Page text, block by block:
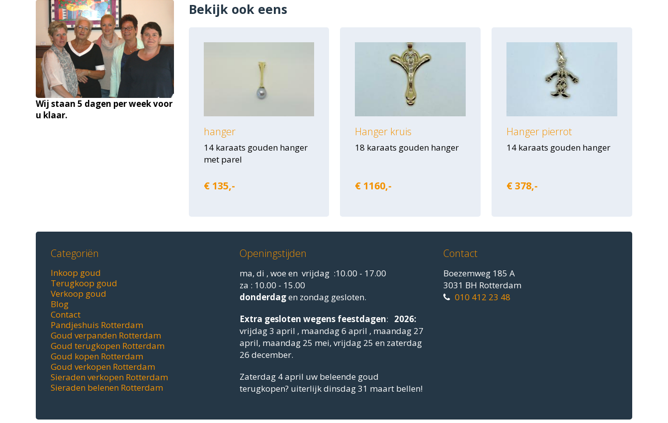
Wij staan 5 dagen per week voor
u klaar.
Bekijk ook eens
hanger
14 karaats gouden hanger
met parel
€ 135,-
Hanger kruis
18 karaats gouden hanger
€ 1160,-
Hanger pierrot
14 karaats gouden hanger
€ 378,-
Categoriën
Inkoop goud
Terugkoop goud
Verkoop goud
Blog
Contact
Pandjeshuis Rotterdam
Goud verpanden Rotterdam
Goud terugkopen Rotterdam
Goud kopen Rotterdam
Goud verkopen Rotterdam
Sieraden verkopen Rotterdam
Sieraden belenen Rotterdam
Openingstijden
ma, di , woe en vrijdag :10.00 - 17.00
za : 10.00 - 15.00
donderdagen zondag gesloten.
Extra gesloten wegens feestdagen: 2026:
vrijdag 3 april , maandag 6 april , maandag 27
april, maandag 25 mei, vrijdag 25 en zaterdag
26 december.
Zaterdag 4 april uw beleende goud
terugkopen? uiterlijk dinsdag 31 maart bellen!
Contact
Boezemweg 185 A
3031 BH Rotterdam
010 412 23 48